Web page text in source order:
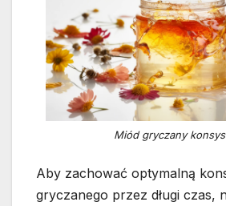
Miód gryczany
Aby zachować optymalną
gryczanego przez długi czas,